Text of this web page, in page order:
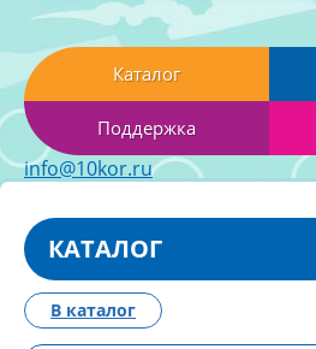
Каталог
Поддержка
info@10kor.ru
КАТАЛОГ
В каталог